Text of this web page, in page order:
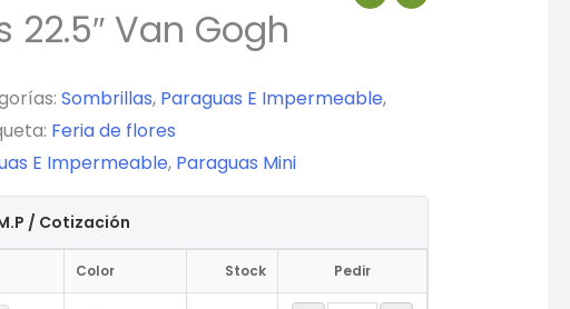
22.5″ Van Gogh
Sombrillas, Paraguas E Impermeable,
Feria de flores
E Impermeable, Paraguas Mini
/ Cotización
Color Stock Pedir